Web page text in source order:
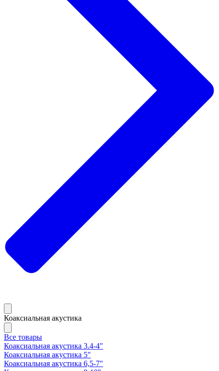
Коаксиальная акустика
Все товары
Коаксиальная акустика 3.4-4"
Коаксиальная акустика 5"
Коаксиальная акустика 6,5-7"